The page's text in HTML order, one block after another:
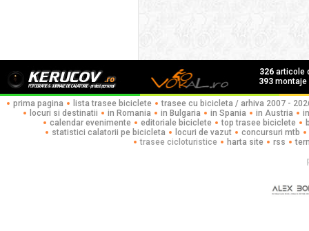
326articole
393montaje
prima pagina lista trasee biciclete
trasee cu bicicleta / arhiva 2007 -
locuri si destinatii
in Romania in Bulgaria in Spania in Austria
calendar evenimente
editoriale biciclete top trasee biciclete
statistici calatorii pe bicicleta
locuri de vazut
concursuri mtb
trasee cicloturistice
harta site rss